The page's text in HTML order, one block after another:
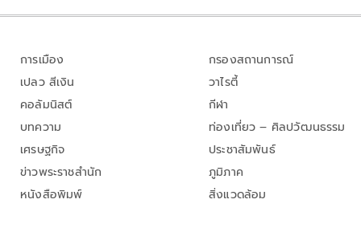
การเมือง
เปลว สีเงิน
คอลัมนิสต์
บทความ
เศรษฐกิจ
ข่าวพระราชสำนัก
หนังสือพิมพ์
กรองสถานการณ์
วาไรตี้
กีฬา
ท่องเที่ยว – ศิลปวัฒนธรรม
ประชาสัมพันธ์
ภูมิภาค
สิ่งแวดล้อม